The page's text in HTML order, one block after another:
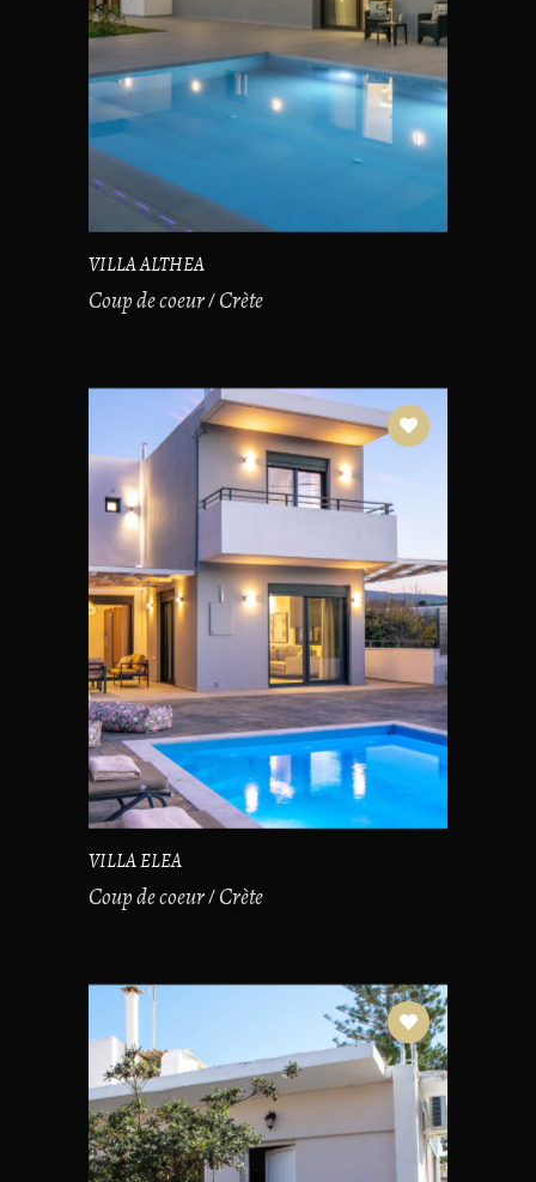
VILLA ALTHEA
Coup de coeur Crète
VILLA ELEA
Coup de coeur Crète